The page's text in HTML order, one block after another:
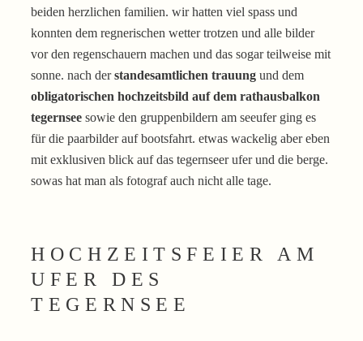
beiden herzlichen familien. wir hatten viel spass und
konnten dem regnerischen wetter trotzen und alle bilder
vor den regenschauern machen und das sogar teilweise mit
sonne. nach derstandesamtlichen trauung und dem
obligatorischen hochzeitsbild auf dem rathausbalkon
tegernsee sowie den gruppenbildern am seeufer ging es
für die paarbilder auf bootsfahrt. etwas wackelig aber eben
mit exklusiven blick auf das tegernseer ufer und die berge.
sowas hat man als fotograf auch nicht alle tage.
HOCHZEITSFEIER AM
UFER DES
TEGERNSEE